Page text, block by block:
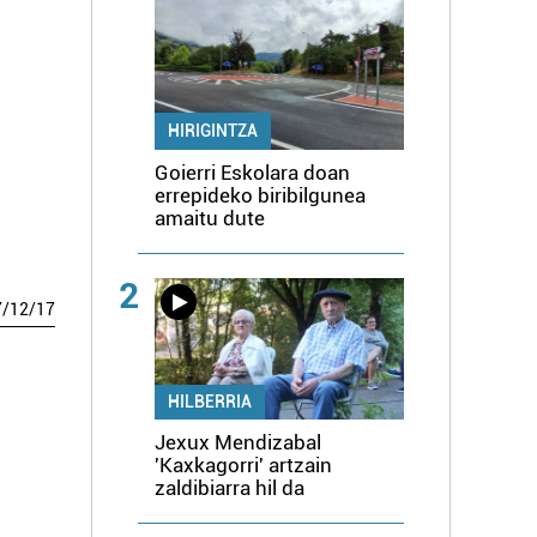
/12/17
HIRIGINTZA
Goierri Eskolara doan
errepideko biribilgunea
amaitu dute
2
HILBERRIA
Jexux Mendizabal
'Kaxkagorri' artzain
zaldibiarra hil da